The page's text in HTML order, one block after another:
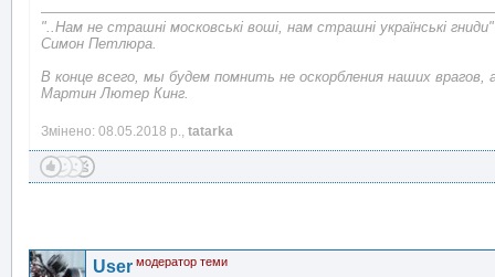
"..Нам не страшні московські воші, нам страшні українські гниди"
Симон Петлюра.
В конце всего, мы будем помнить не оскорбления наших врагов,
Мартин Лютер Кинг.
Змінено: 08.05.2018 р., tatarka
User модератор теми